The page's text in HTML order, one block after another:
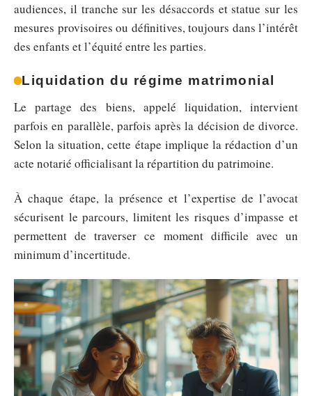
audiences, il tranche sur les désaccords et statue sur les
mesures provisoires ou définitives, toujours dans l’intérêt
des enfants et l’équité entre les parties.
Liquidation du régime matrimonial
Le partage des biens, appelé liquidation, intervient
parfois en parallèle, parfois après la décision de divorce.
Selon la situation, cette étape implique la rédaction d’un
acte notarié officialisant la répartition du patrimoine.
À chaque étape, la présence et l’expertise de l’avocat
sécurisent le parcours, limitent les risques d’impasse et
permettent de traverser ce moment difficile avec un
minimum d’incertitude.